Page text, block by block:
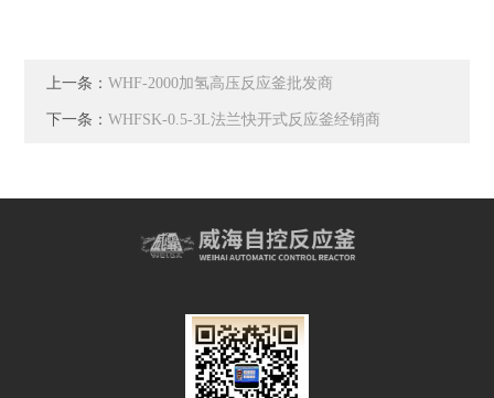
上一条：WHF-2000加氢高压反应釜批发商
下一条：WHFSK-0.5-3L法兰快开式反应釜经销商